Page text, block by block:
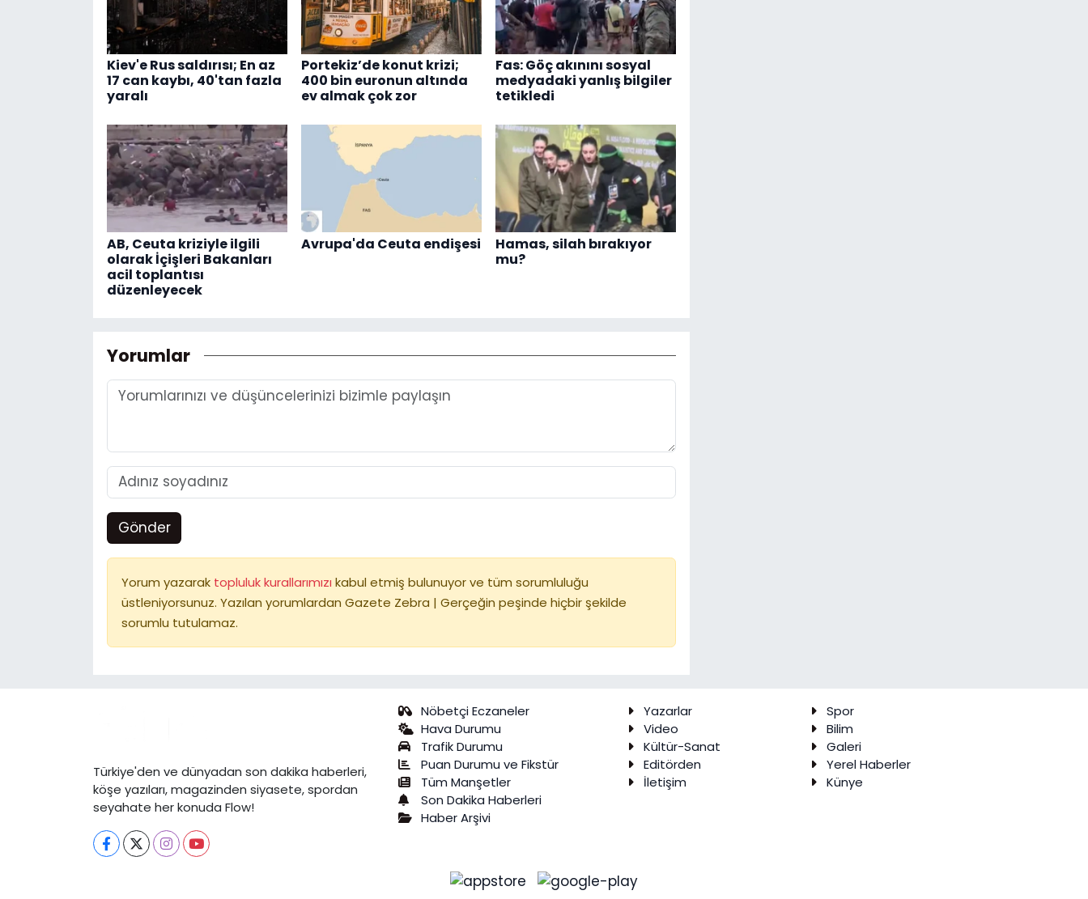
Kiev'e Rus saldırısı; En az
17 can kaybı, 40'tan fazla
yaralı
Portekiz’de konut krizi;
400 bin euronun altında
ev almak çok zor
Fas: Göç akınını sosyal
medyadaki yanlış bilgiler
tetikledi
AB, Ceuta kriziyle ilgili
olarak İçişleri Bakanları
acil toplantısı
düzenleyecek
Avrupa'da Ceuta endişesi
Hamas, silah bırakıyor
mu?
Yorumlar
Gönder
Yorum yazarak topluluk kurallarımızı kabul etmiş bulunuyor ve tüm sorumluluğu
üstleniyorsunuz. Yazılan yorumlardan Gazete Zebra | Gerçeğin peşinde hiçbir şekilde
sorumlu tutulamaz.
Türkiye'den ve dünyadan son dakika haberleri,
köşe yazıları, magazinden siyasete, spordan
seyahate her konuda Flow!
Nöbetçi Eczaneler
Hava Durumu
Trafik Durumu
Puan Durumu ve Fikstür
Tüm Manşetler
Son Dakika Haberleri
Haber Arşivi
Yazarlar
Spor
Video
Bilim
Kültür-Sanat
Galeri
Editörden
Yerel Haberler
İletişim
Künye